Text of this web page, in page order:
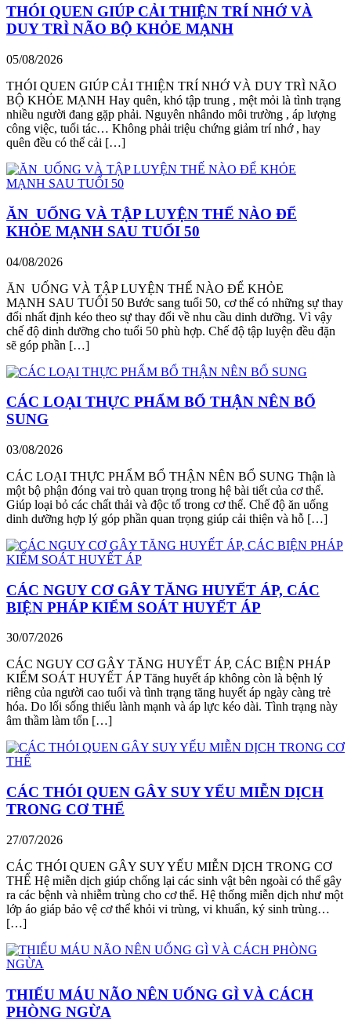
THÓI QUEN GIÚP CẢI THIỆN TRÍ NHỚ VÀ
DUY TRÌ NÃO BỘ KHỎE MẠNH
05/08/2026
THÓI QUEN GIÚP CẢI THIỆN TRÍ NHỚ VÀ DUY TRÌ NÃO
BỘ KHỎE MẠNH Hay quên, khó tập trung , mệt mỏi là tình trạng
nhiều người đang gặp phải. Nguyên nhândo môi trường , áp lượng
công việc, tuổi tác… Không phải triệu chứng giảm trí nhớ , hay
quên đều có thể cải […]
ĂN UỐNG VÀ TẬP LUYỆN THẾ NÀO ĐỂ
KHỎE MẠNH SAU TUỔI 50
04/08/2026
ĂN UỐNG VÀ TẬP LUYỆN THẾ NÀO ĐỂ KHỎE
MẠNH SAU TUỔI 50 Bước sang tuổi 50, cơ thể có những sự thay
đổi nhất định kéo theo sự thay đổi về nhu cầu dinh dưỡng. Vì vậy
chế độ dinh dưỡng cho tuổi 50 phù hợp. Chế độ tập luyện đều đặn
sẽ góp phần […]
CÁC LOẠI THỰC PHẨM BỔ THẬN NÊN BỔ
SUNG
03/08/2026
CÁC LOẠI THỰC PHẨM BỔ THẬN NÊN BỔ SUNG Thận là
một bộ phận đóng vai trò quan trọng trong hệ bài tiết của cơ thể.
Giúp loại bỏ các chất thải và độc tố trong cơ thể. Chế độ ăn uống
dinh dưỡng hợp lý góp phần quan trọng giúp cải thiện và hỗ […]
CÁC NGUY CƠ GÂY TĂNG HUYẾT ÁP, CÁC
BIỆN PHÁP KIỂM SOÁT HUYẾT ÁP
30/07/2026
CÁC NGUY CƠ GÂY TĂNG HUYẾT ÁP, CÁC BIỆN PHÁP
KIỂM SOÁT HUYẾT ÁP Tăng huyết áp không còn là bệnh lý
riêng của người cao tuổi và tình trạng tăng huyết áp ngày càng trẻ
hóa. Do lối sống thiếu lành mạnh và áp lực kéo dài. Tình trạng này
âm thầm làm tổn […]
CÁC THÓI QUEN GÂY SUY YẾU MIỄN DỊCH
TRONG CƠ THỂ
27/07/2026
CÁC THÓI QUEN GÂY SUY YẾU MIỄN DỊCH TRONG CƠ
THỂ Hệ miễn dịch giúp chống lại các sinh vật bên ngoài có thể gây
ra các bệnh và nhiễm trùng cho cơ thể. Hệ thống miễn dịch như một
lớp áo giáp bảo vệ cơ thể khỏi vi trùng, vi khuẩn, ký sinh trùng…
[…]
THIẾU MÁU NÃO NÊN UỐNG GÌ VÀ CÁCH
PHÒNG NGỪA